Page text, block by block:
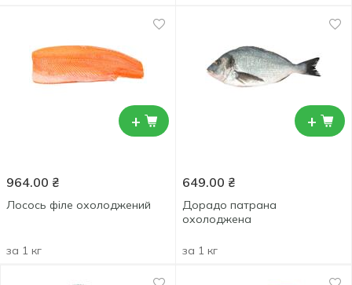
+
964.00 ₴
Лосось філе охолоджений
за 1 кг
+
649.00 ₴
Дорадо патрана
охолоджена
за 1 кг